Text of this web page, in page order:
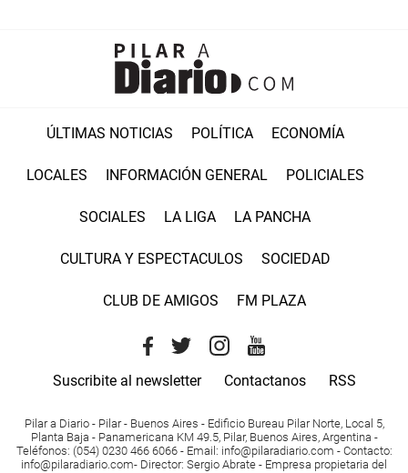
ÚLTIMAS NOTICIAS POLÍTICA ECONOMÍA
LOCALES INFORMACIÓN GENERAL POLICIALES
SOCIALES LA LIGA LA PANCHA
CULTURA Y ESPECTACULOS SOCIEDAD
CLUB DE AMIGOS FM PLAZA
Suscribite al newsletter Contactanos RSS
Pilar a Diario - Pilar - Buenos Aires - Edificio Bureau Pilar Norte, Local 5,
Planta Baja - Panamericana KM 49.5, Pilar, Buenos Aires, Argentina -
Teléfonos: (054) 0230 466 6066 - Email : info@pilaradiario.com - Contacto:
info@pilaradiario.com- Director: Sergio Abrate - Empresa propietaria del